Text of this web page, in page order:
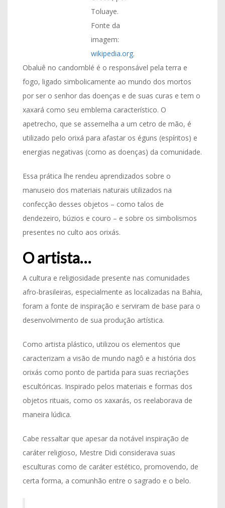
Toluaye.
Fonte da
imagem:
wikipedia.org.
Obaluê no candomblé é o responsável pela terra e
fogo, ligado simbolicamente ao mundo dos mortos
por ser o senhor das doenças e de suas curas e tem o
xaxará como seu emblema característico. O
apetrecho, que se assemelha a um cetro de mão, é
utilizado pelo orixá para afastar os éguns (espíritos) e
energias negativas (como as doenças) da comunidade.
Essa prática lhe rendeu aprendizados sobre o
manuseio dos materiais naturais utilizados na
confecção desses objetos – como talos de
dendezeiro, búzios e couro – e sobre os simbolismos
presentes no culto aos orixás.
O artista…
A cultura e religiosidade presente nas comunidades
afro-brasileiras, especialmente as localizadas na Bahia,
foram a fonte de inspiração e serviram de base para o
desenvolvimento de sua produção artística.
Como artista plástico, utilizou os elementos que
caracterizam a visão de mundo nagô e a história dos
orixás como ponto de partida para suas recriações
escultóricas. Inspirado pelos materiais e formas dos
objetos rituais, como os xaxarás, os reelaborava de
maneira lúdica.
Cabe ressaltar que apesar da notável inspiração de
caráter religioso, Mestre Didi considerava suas
esculturas como de caráter estético, promovendo, de
certa forma, a comunhão entre o sagrado e o belo.